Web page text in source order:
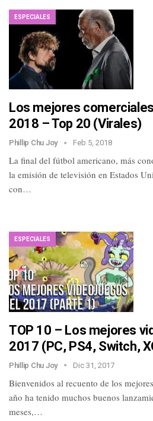
ESPECIALES
Los mejores
2018 – Top 20 (Virales)
Phillip Chu Joy Feb 5, 2018
La final del fútbol americano, más
la emisión de televisión en Estados
con…
ESPECIALES
TOP 10 – Los mejores
2017 (PC, PS4, Switch,
Phillip Chu Joy Dic 31, 2017
Bienvenidos al recuento de los
año ha tenido muchos buenos
meses,…